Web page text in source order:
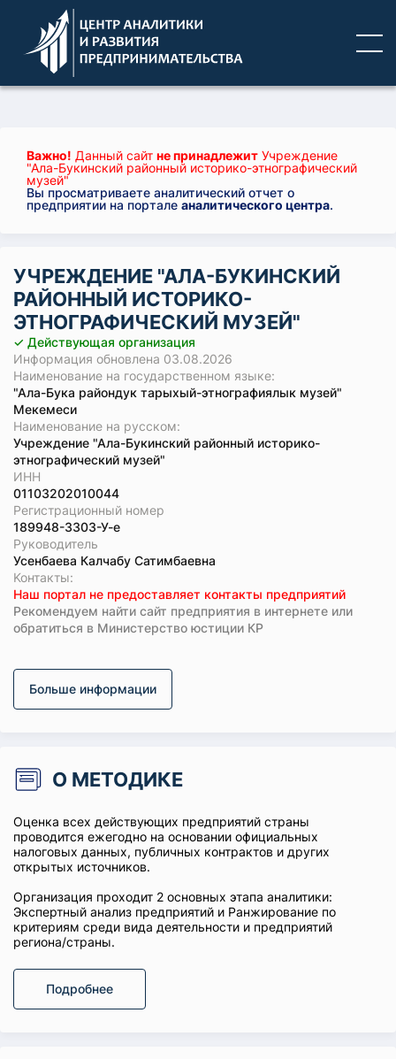
Важно! Данный сайт не принадлежит Учреждение
"Ала-Букинский районный историко-этнографический
музей"
Вы просматриваете аналитический отчет о
предприятии на портале аналитического центра.
УЧРЕЖДЕНИЕ "АЛА-БУКИНСКИЙ
РАЙОННЫЙ ИСТОРИКО-
ЭТНОГРАФИЧЕСКИЙ МУЗЕЙ"
✓ Действующая организация
Информация обновлена 03.08.2026
Наименование на государственном языке:
"Ала-Бука райондук тарыхый-этнографиялык музей"
Мекемеси
Наименование на русском:
Учреждение "Ала-Букинский районный историко-
этнографический музей"
ИНН
01103202010044
Регистрационный номер
189948-3303-У-е
Руководитель
Усенбаева Калчабу Сатимбаевна
Koнтaкты:
Наш портал не предоставляет контакты предприятий
Рекомендуем найти сайт предприятия в интернете или
обратиться в Министерство юстиции КР
Больше информации
О МЕТОДИКЕ
Оценка всех действующих предприятий страны
проводится ежегодно на основании официальных
налоговых данных, публичных контрактов и других
открытых источников.
Организация проходит 2 основных этапа аналитики:
Экспертный анализ предприятий и Ранжирование по
критериям среди вида деятельности и предприятий
региона/страны.
Подробнее